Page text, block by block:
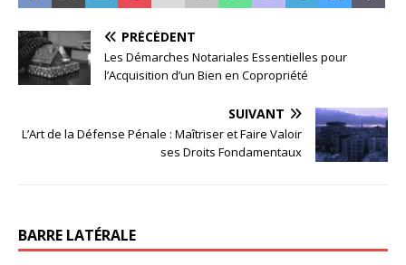
PRÉCÉDENT
Les Démarches Notariales Essentielles pour
l’Acquisition d’un Bien en Copropriété
SUIVANT
L’Art de la Défense Pénale : Maîtriser et Faire Valoir
ses Droits Fondamentaux
BARRE LATÉRALE